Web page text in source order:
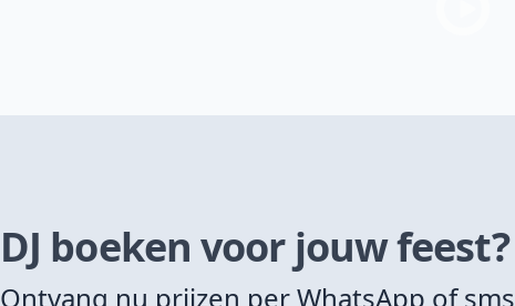
DJ boeken voor jouw feest?
Ontvang nu prijzen per WhatsApp of sms